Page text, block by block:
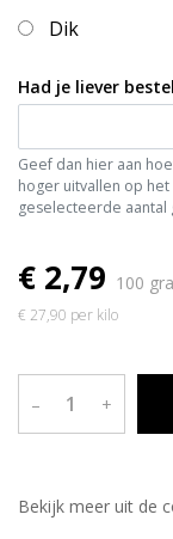
Dik
Had je liever
Geef dan hier aan
hoger uitvallen op
geselecteerde aantal
€ 2,79 100
€ 27,90 per kilo
– +
Bekijk meer uit de